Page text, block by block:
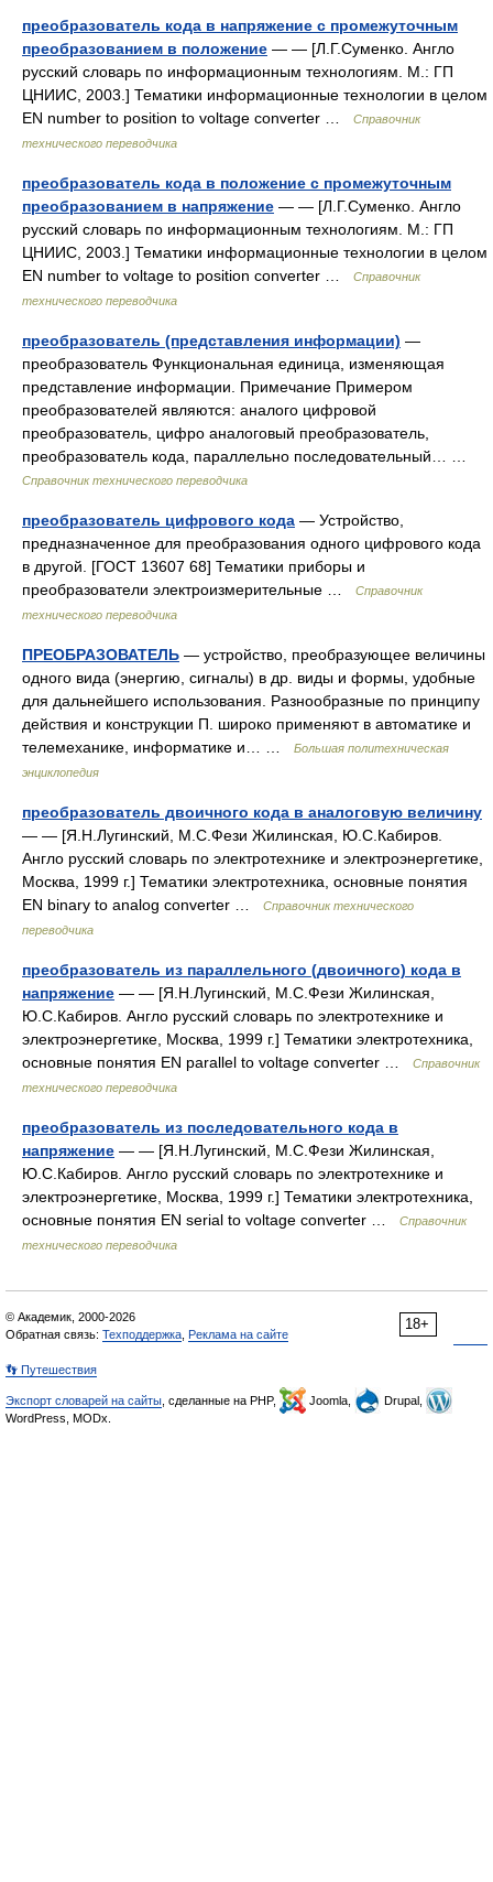
преобразователь кода в напряжение с промежуточным
преобразованием в положение — — [Л.Г.Суменко. Англо
русский словарь по информационным технологиям. М.: ГП
ЦНИИС, 2003.] Тематики информационные технологии в целом
EN number to position to voltage converter …
Справочник
технического переводчика
преобразователь кода в положение с промежуточным
преобразованием в напряжение — — [Л.Г.Суменко. Англо
русский словарь по информационным технологиям. М.: ГП
ЦНИИС, 2003.] Тематики информационные технологии в целом
EN number to voltage to position converter …
Справочник
технического переводчика
преобразователь (представления информации) —
преобразователь Функциональная единица, изменяющая
представление информации. Примечание Примером
преобразователей являются: аналого цифровой
преобразователь, цифро аналоговый преобразователь,
преобразователь кода, параллельно последовательный… …
Справочник технического переводчика
преобразователь цифрового кода — Устройство,
предназначенное для преобразования одного цифрового кода
в другой. [ГОСТ 13607 68] Тематики приборы и
преобразователи электроизмерительные …
Справочник
технического переводчика
ПРЕОБРАЗОВАТЕЛЬ — устройство, преобразующее величины
одного вида (энергию, сигналы) в др. виды и формы, удобные
для дальнейшего использования. Разнообразные по принципу
действия и конструкции П. широко применяют в автоматике и
телемеханике, информатике и… …
Большая политехническая
энциклопедия
преобразователь двоичного кода в аналоговую величину
— — [Я.Н.Лугинский, М.С.Фези Жилинская, Ю.С.Кабиров.
Англо русский словарь по электротехнике и электроэнергетике,
Москва, 1999 г.] Тематики электротехника, основные понятия
EN binary to analog converter …
Справочник технического
переводчика
преобразователь из параллельного (двоичного) кода в
напряжение — — [Я.Н.Лугинский, М.С.Фези Жилинская,
Ю.С.Кабиров. Англо русский словарь по электротехнике и
электроэнергетике, Москва, 1999 г.] Тематики электротехника,
основные понятия EN parallel to voltage converter …
Справочник
технического переводчика
преобразователь из последовательного кода в
напряжение — — [Я.Н.Лугинский, М.С.Фези Жилинская,
Ю.С.Кабиров. Англо русский словарь по электротехнике и
электроэнергетике, Москва, 1999 г.] Тематики электротехника,
основные понятия EN serial to voltage converter …
Справочник
технического переводчика
18+
© Академик, 2000-2026
Обратная связь: Техподдержка Реклама на сайте
👣 Путешествия
Экспорт словарей на сайты , сделанные на PHP, Joomla,
Drupal,
WordPress, MODx.